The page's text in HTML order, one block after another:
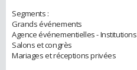
Segments :
Grands événements
Agence événementielles - Institutions
Salons et congrès
Mariages et réceptions privées